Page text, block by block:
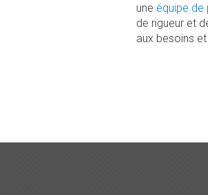
une équipe de
de rigueur et
aux besoins